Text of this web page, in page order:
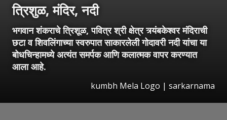
त्रिशुळ, मंदिर, नदी
भगवान शंकराचे त्रिशूळ, पवित्र श्री क्षेत्र त्र्यंबकेश्वर मंदिराची
छटा व शिवलिंगाच्या स्वरुपात साकारलेली गोदावरी नदी यांचा या
बोधचिन्हामध्ये अत्यंत समर्पक आणि कलात्मक वापर करण्यात
आला आहे.
kumbh Mela Logo | sarkarnama